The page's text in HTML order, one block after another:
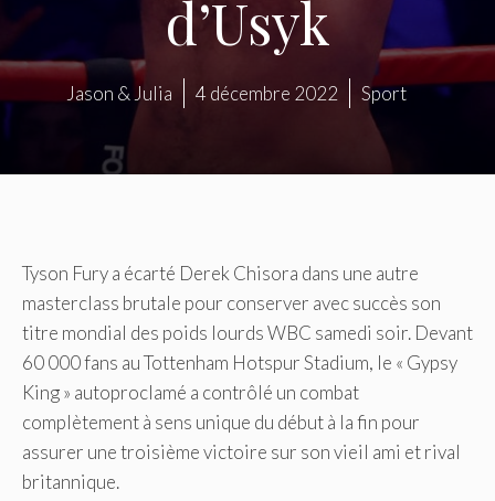
d’Usyk
Jason & Julia 4 décembre 2022 Sport
Tyson Fury a écarté Derek Chisora ​​dans une autre
masterclass brutale pour conserver avec succès son
titre mondial des poids lourds WBC samedi soir. Devant
60 000 fans au Tottenham Hotspur Stadium, le « Gypsy
King » autoproclamé a contrôlé un combat
complètement à sens unique du début à la fin pour
assurer une troisième victoire sur son vieil ami et rival
britannique.